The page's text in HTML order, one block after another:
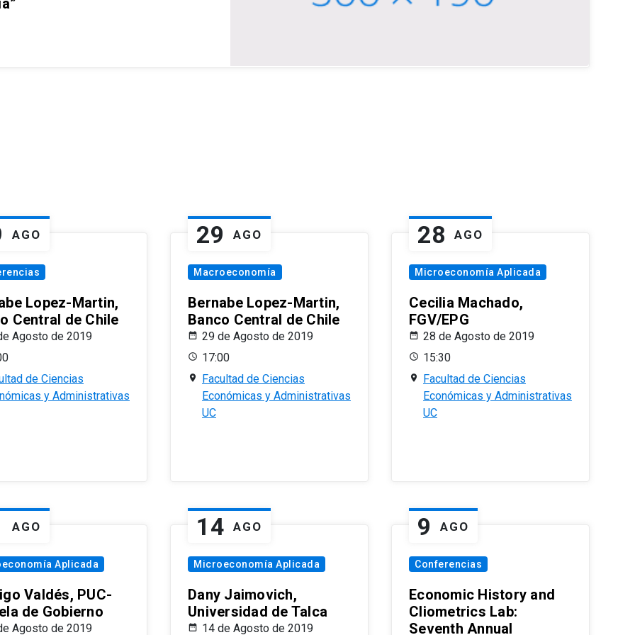
AGO
Lopez-Martin,
Central de Chile
Agosto de 2019
de Ciencias
y Administrativas
29 AGO
Macroeconomía
Bernabe Lopez-Martin,
Banco Central de Chile
29 de Agosto de 2019
17:00
Facultad de Ciencias
Económicas y Administrativas
UC
28 AGO
Microeconomía Aplicada
Cecilia Machado,
FGV/EPG
28 de Agosto de 2019
15:30
Facultad de Ciencias
Económicas y Administrativas
UC
AGO
Aplicada
Valdés, PUC-
de Gobierno
Agosto de 2019
14 AGO
Microeconomía Aplicada
Dany Jaimovich,
Universidad de Talca
14 de Agosto de 2019
9 AGO
Conferencias
Economic History and
Cliometrics Lab:
Seventh Annual